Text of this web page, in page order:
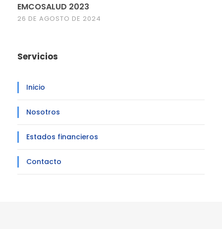
EMCOSALUD 2023
26 DE AGOSTO DE 2024
Servicios
Inicio
Nosotros
Estados financieros
Contacto